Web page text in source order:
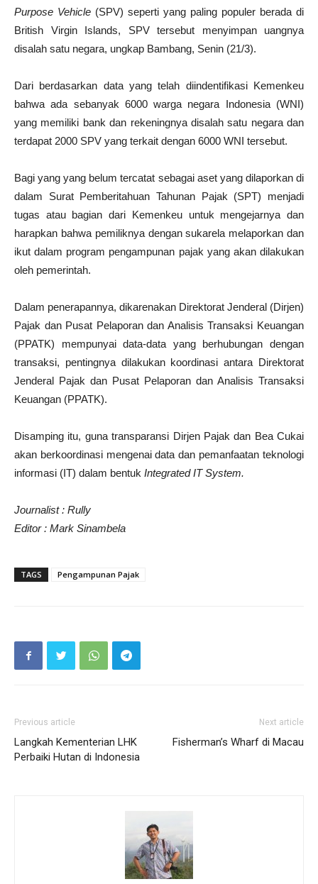
Purpose Vehicle (SPV) seperti yang paling populer berada di
British Virgin Islands, SPV tersebut menyimpan uangnya
disalah satu negara, ungkap Bambang, Senin (21/3).
Dari berdasarkan data yang telah diindentifikasi Kemenkeu
bahwa ada sebanyak 6000 warga negara Indonesia (WNI)
yang memiliki bank dan rekeningnya disalah satu negara dan
terdapat 2000 SPV yang terkait dengan 6000 WNI tersebut.
Bagi yang yang belum tercatat sebagai aset yang dilaporkan di
dalam Surat Pemberitahuan Tahunan Pajak (SPT) menjadi
tugas atau bagian dari Kemenkeu untuk mengejarnya dan
harapkan bahwa pemiliknya dengan sukarela melaporkan dan
ikut dalam program pengampunan pajak yang akan dilakukan
oleh pemerintah.
Dalam penerapannya, dikarenakan Direktorat Jenderal (Dirjen)
Pajak dan Pusat Pelaporan dan Analisis Transaksi Keuangan
(PPATK) mempunyai data-data yang berhubungan dengan
transaksi, pentingnya dilakukan koordinasi antara Direktorat
Jenderal Pajak dan Pusat Pelaporan dan Analisis Transaksi
Keuangan (PPATK).
Disamping itu, guna transparansi Dirjen Pajak dan Bea Cukai
akan berkoordinasi mengenai data dan pemanfaatan teknologi
informasi (IT) dalam bentuk Integrated IT System.
Journalist : Rully
Editor : Mark Sinambela
TAGS Pengampunan Pajak
Previous article
Langkah Kementerian LHK
Perbaiki Hutan di Indonesia
Next article
Fisherman’s Wharf di Macau